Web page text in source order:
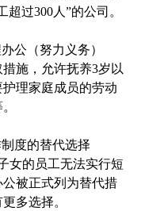
超过300人”的公司。
公（努力义务）
施，允许抚养3岁以
理家庭成员的劳动
度的替代选择
女的员工无法实行短
被正式列为替代措
多选择。